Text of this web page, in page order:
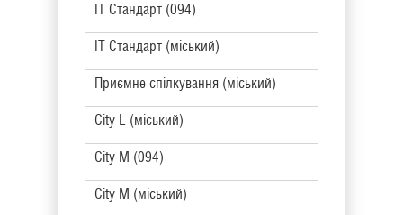
IT Стандарт (094)
IT Стандарт (міський)
Приємне спілкування (міський)
City L (міський)
City M (094)
City M (міський)